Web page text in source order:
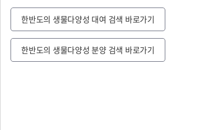
한반도의 생물다양성 대여 검색 바로가기
한반도의 생물다양성 분양 검색 바로가기